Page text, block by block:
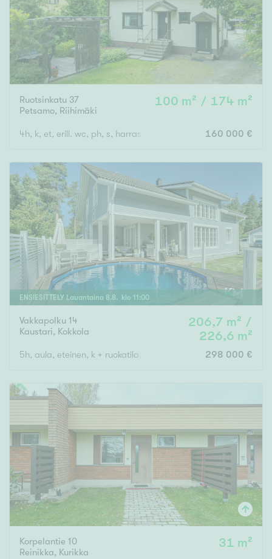
Ruotsinkatu 37
Petsamo, Riihimäki
100 m² / 174 m²
4h, k, et, erill. wc, ph, s, harrastetila, erillinen autotalli + varasto
160 000 €
ENSIESITTELY Lauantaina 8.8. klo 11 :00
Vakkapolku 14
Kaustari, Kokkola
206,7 m² /
226,6 m²
5h, aula, eteinen, k + ruokatila, 3 wc , s, kph, 2 vaatehuonetta,
298 000 €
Korpelantie 10
Reinikka, Kurikka
31 m²